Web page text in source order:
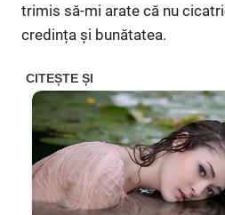
trimis să-mi arate că nu
credința și bunătatea.